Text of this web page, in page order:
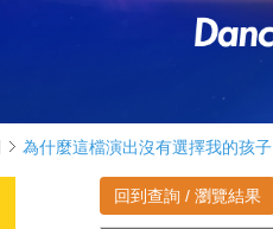
為什麼這檔演出沒有選擇我的孩子
回到查詢 / 瀏覽結果